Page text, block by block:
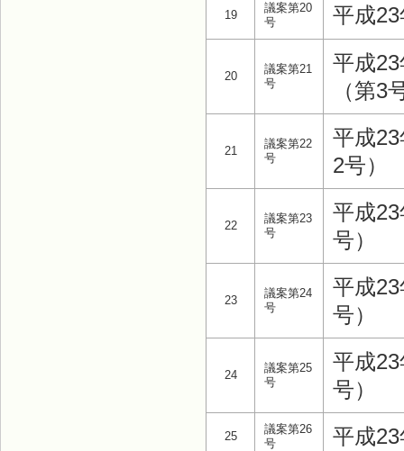
19
議案第20
号
平成
20
議案第21
号
平成
（第3
21
議案第22
号
平成
2号）
22
議案第23
号
平成
号）
23
議案第24
号
平成
号）
24
議案第25
号
平成
号）
25
議案第26
号
平成